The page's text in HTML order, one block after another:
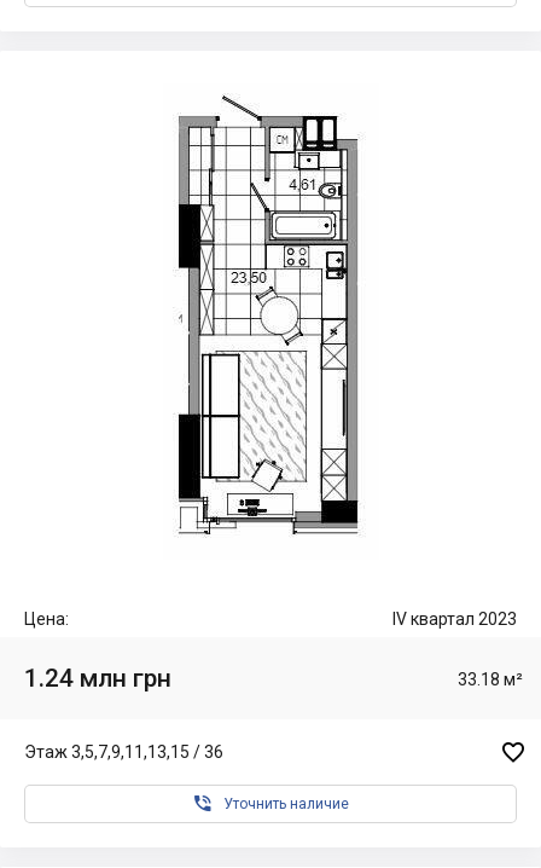
Цена: IV квартал 2023
1.24 млн грн 33.18 м²
Этаж 3,5,7,9,11,13,15 / 36 
 Уточнить наличие